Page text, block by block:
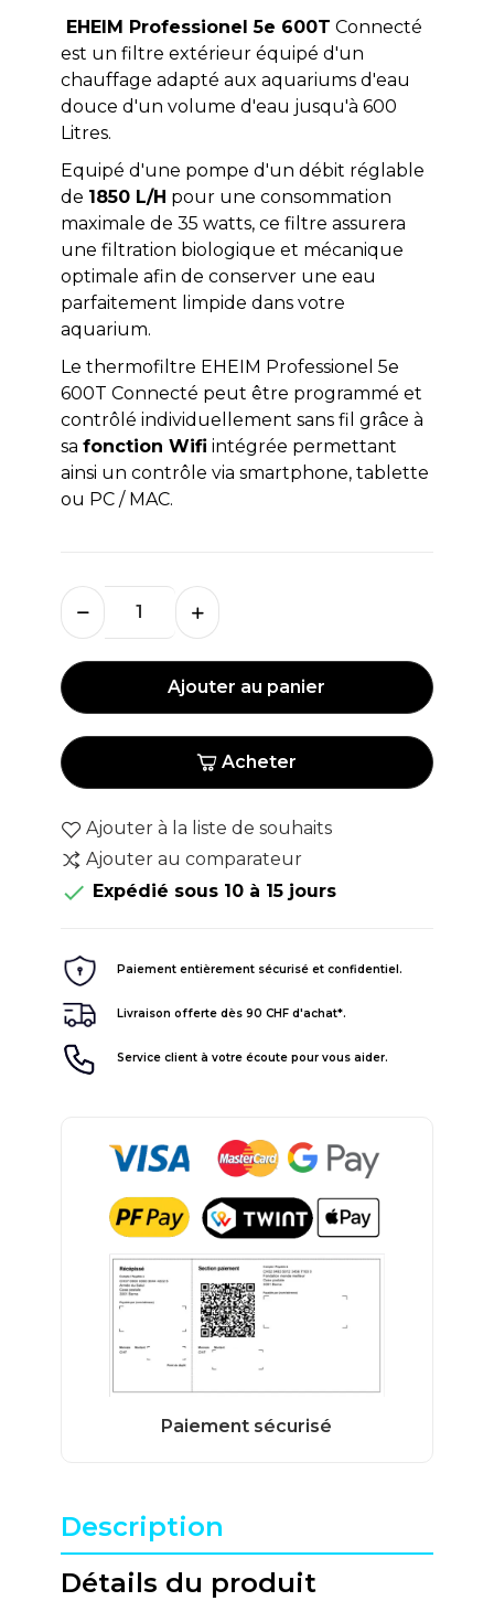
EHEIM Professionel 5e 600T Connecté
est un filtre extérieur équipé d'un
chauffage adapté aux aquariums d'eau
douce d'un volume d'eau jusqu'à 600
Litres.
Equipé d'une pompe d'un débit réglable
de 1850 L/H pour une consommation
maximale de 35 watts, ce filtre assurera
une filtration biologique et mécanique
optimale afin de conserver une eau
parfaitement limpide dans votre
aquarium.
Le thermofiltre EHEIM Professionel 5e
600T Connecté peut être programmé et
contrôlé individuellement sans fil grâce à
sa fonction Wifiintégrée permettant
ainsi un contrôle via smartphone, tablette
ou PC / MAC.
Ajouter au panier
Acheter
Ajouter à la liste de souhaits
Ajouter au comparateur
 Expédié sous 10 à 15 jours
Paiement entièrement sécurisé et confidentiel.
Livraison offerte dès 90 CHF d'achat*.
Service client à votre écoute pour vous aider.
Description
Détails du produit